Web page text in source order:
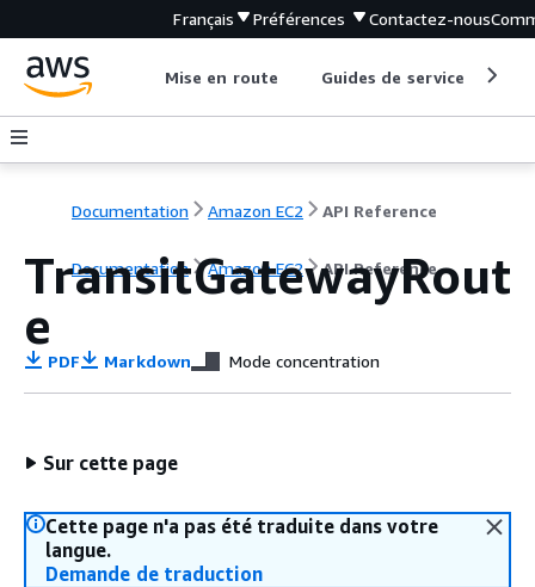
Français Préférences Contactez-nous
Mise en route Guides de service
Documentation Amazon EC2 API Reference
Documentation Amazon EC2 API Reference
TransitGatewayRout
e
PDF Markdown Mode concentration
Sur cette page
Cette page n'a pas été traduite dans votre
langue.
Demande de traduction